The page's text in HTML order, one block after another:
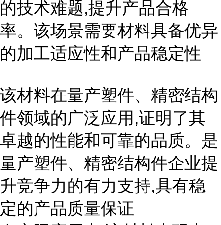
的技术难题,提升产品合格
率。该场景需要材料具备优异
的加工适应性和产品稳定性
该材料在量产塑件、精密结构
件领域的广泛应用,证明了其
卓越的性能和可靠的品质。是
量产塑件、精密结构件企业提
升竞争力的有力支持,具有稳
定的产品质量保证